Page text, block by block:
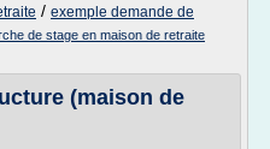
/ exemple demande de
de stage en maison de retraite
(maison de